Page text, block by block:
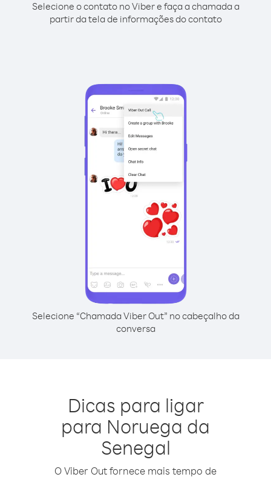
Selecione o contato no Viber e faça a chamada a
partir da tela de informações do contato
Selecione “Chamada Viber Out” no cabeçalho da
conversa
Dicas para ligar
para Noruega da
Senegal
O Viber Out fornece mais tempo de